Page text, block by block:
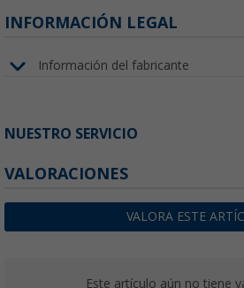
INFORMACIÓN LEGAL
Información del fabricante
NUESTRO SERVICIO
VALORACIONES
VALORA ESTE
Este artículo aún no tiene